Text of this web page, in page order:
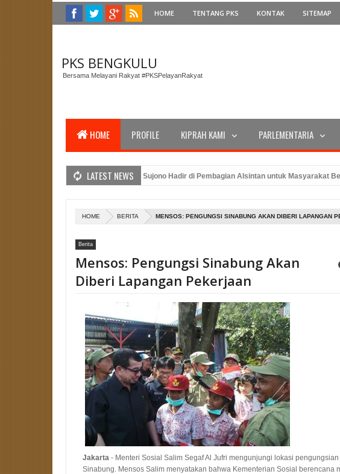
HOME TENTANG PKS KONTAK SITEMAP
PKS BENGKULU
Bersama Melayani Rakyat #PKSPelayanRakyat
HOME PROFILE KIPRAH KAMI PARLEMENTARIA
LATEST NEWS
Bengkulu, Anggota DPRD Sujono Hadir di Pembagian Alsintan untuk Masyarakat
PKS Bengkulu dan Amanat Presiden PKS Dalam Peringatan Upacara HUT RI Ke-78 Tahun 2023
Caleg PKS Benteng: Merancang Strategi Pemenangan Pemilu dengan Kehadiran Bang Hans
HOME BERITA MENSOS: PENGUNGSI SINABUNG AKAN DIBERI LAPANGAN
Berita
Mensos: Pengungsi Sinabung Akan
Diberi Lapangan Pekerjaan
Jakarta - Menteri Sosial Salim Segaf Al Jufri mengunjungi lokasi
Sinabung. Mensos Salim menyatakan bahwa Kementerian Sosial berencana